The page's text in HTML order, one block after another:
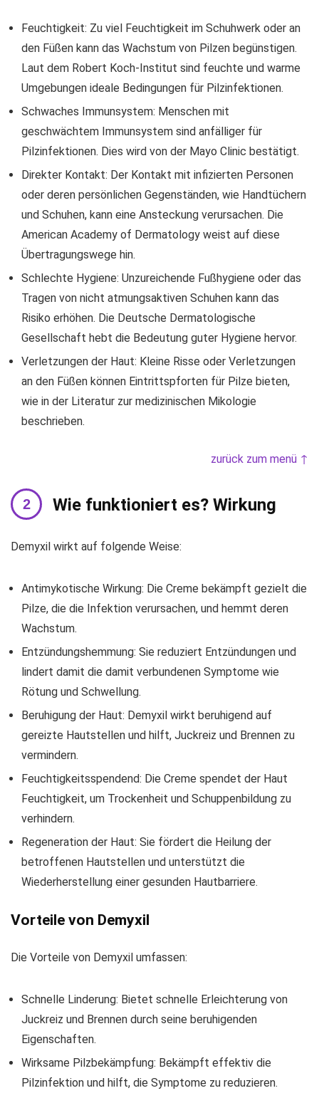
Feuchtigkeit: Zu viel Feuchtigkeit im Schuhwerk oder an
den Füßen kann das Wachstum von Pilzen begünstigen.
Laut dem Robert Koch-Institut sind feuchte und warme
Umgebungen ideale Bedingungen für Pilzinfektionen.
Schwaches Immunsystem: Menschen mit
geschwächtem Immunsystem sind anfälliger für
Pilzinfektionen. Dies wird von der Mayo Clinic bestätigt.
Direkter Kontakt: Der Kontakt mit infizierten Personen
oder deren persönlichen Gegenständen, wie Handtüchern
und Schuhen, kann eine Ansteckung verursachen. Die
American Academy of Dermatology weist auf diese
Übertragungswege hin.
Schlechte Hygiene: Unzureichende Fußhygiene oder das
Tragen von nicht atmungsaktiven Schuhen kann das
Risiko erhöhen. Die Deutsche Dermatologische
Gesellschaft hebt die Bedeutung guter Hygiene hervor.
Verletzungen der Haut: Kleine Risse oder Verletzungen
an den Füßen können Eintrittspforten für Pilze bieten,
wie in der Literatur zur medizinischen Mikologie
beschrieben.
zurück zum menü ↑
Wie funktioniert es? Wirkung
Demyxil wirkt auf folgende Weise:
Antimykotische Wirkung: Die Creme bekämpft gezielt die
Pilze, die die Infektion verursachen, und hemmt deren
Wachstum.
Entzündungshemmung: Sie reduziert Entzündungen und
lindert damit die damit verbundenen Symptome wie
Rötung und Schwellung.
Beruhigung der Haut: Demyxil wirkt beruhigend auf
gereizte Hautstellen und hilft, Juckreiz und Brennen zu
vermindern.
Feuchtigkeitsspendend: Die Creme spendet der Haut
Feuchtigkeit, um Trockenheit und Schuppenbildung zu
verhindern.
Regeneration der Haut: Sie fördert die Heilung der
betroffenen Hautstellen und unterstützt die
Wiederherstellung einer gesunden Hautbarriere.
Vorteile von Demyxil
Die Vorteile von Demyxil umfassen:
Schnelle Linderung: Bietet schnelle Erleichterung von
Juckreiz und Brennen durch seine beruhigenden
Eigenschaften.
Wirksame Pilzbekämpfung: Bekämpft effektiv die
Pilzinfektion und hilft, die Symptome zu reduzieren.